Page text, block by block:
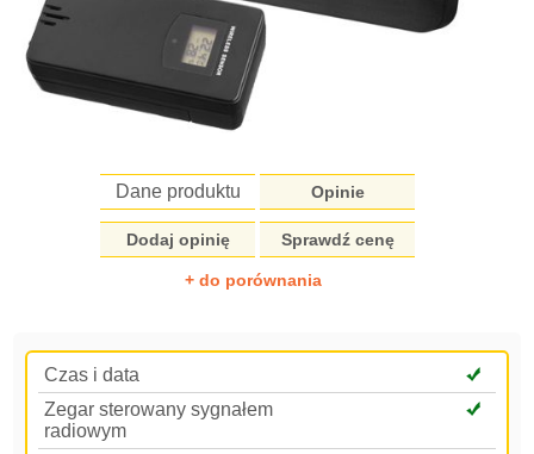
Dane produktu Opinie
Dodaj opinię Sprawdź cenę
+ do porównania
Czas i data
Zegar sterowany sygnałem
radiowym